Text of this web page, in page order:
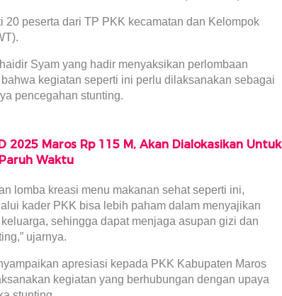
20 peserta dari TP PKK kecamatan dan Kelompok
Syam yang hadir menyaksikan perlombaan
kegiatan seperti ini perlu dilaksanakan sebagai
pencegahan stunting.
2025 Maros Rp 115 M, Akan Dialokasikan Untuk
Waktu
lomba kreasi menu makanan sehat seperti ini,
kader PKK bisa lebih paham dalam menyajikan
sehingga dapat menjaga asupan gizi dan
ujarnya.
apresiasi kepada PKK Kabupaten Maros
kegiatan yang berhubungan dengan upaya